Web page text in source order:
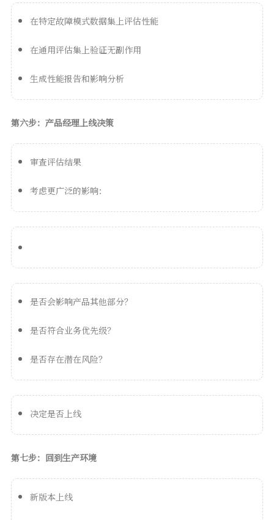
在特定故障模式数据集上评估性能
在通用评估集上验证无副作用
生成性能报告和影响分析
第六步：产品经理上线决策
审查评估结果
考虑更广泛的影响：
是否会影响产品其他部分？
是否符合业务优先级？
是否存在潜在风险？
决定是否上线
第七步：回到生产环境
新版本上线